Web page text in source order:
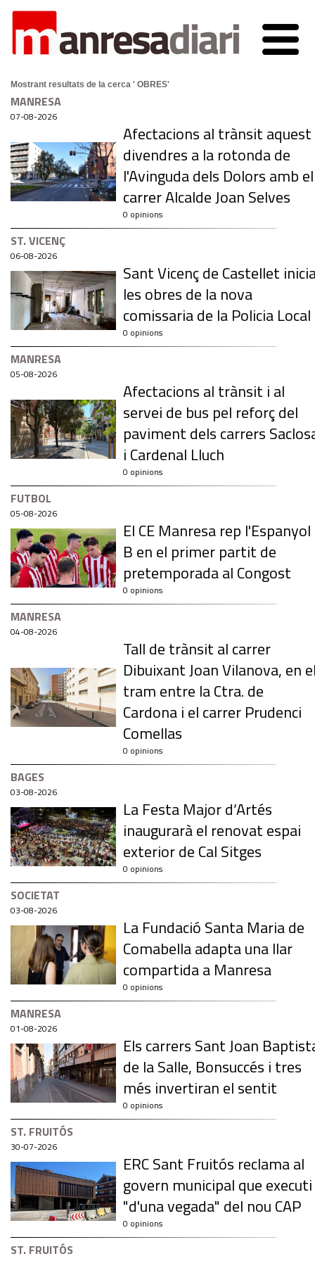
Mostrant resultats de la cerca ' OBRES'
MANRESA
07-08-2026
Afectacions al trànsit aquest
divendres a la rotonda de
l'Avinguda dels Dolors amb el
carrer Alcalde Joan Selves
0 opinions
ST. VICENÇ
06-08-2026
Sant Vicenç de Castellet
les obres de la nova
comissaria de la Policia Local
0 opinions
MANRESA
05-08-2026
Afectacions al trànsit i al
servei de bus pel reforç del
paviment dels carrers
i Cardenal Lluch
0 opinions
FUTBOL
05-08-2026
El CE Manresa rep l'Espanyol
B en el primer partit de
pretemporada al Congost
0 opinions
MANRESA
04-08-2026
Tall de trànsit al carrer
Dibuixant Joan Vilanova, en
tram entre la Ctra. de
Cardona i el carrer Prudenci
Comellas
0 opinions
BAGES
03-08-2026
La Festa Major d’Artés
inaugurarà el renovat espai
exterior de Cal Sitges
0 opinions
SOCIETAT
03-08-2026
La Fundació Santa Maria de
Comabella adapta una llar
compartida a Manresa
0 opinions
MANRESA
01-08-2026
Els carrers Sant Joan
de la Salle, Bonsuccés i tres
més invertiran el sentit
0 opinions
ST. FRUITÓS
30-07-2026
ERC Sant Fruitós reclama al
govern municipal que executi
"d'una vegada" del nou CAP
0 opinions
ST. FRUITÓS